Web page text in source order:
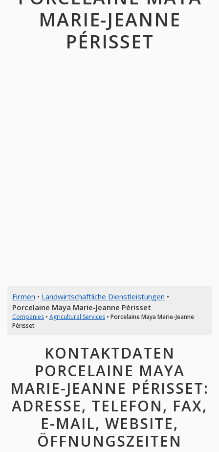
MARIE-JEANNE
PÉRISSET
Firmen • Landwirtschaftliche Dienstleistungen •
Porcelaine Maya Marie-Jeanne Périsset
Companies• Agricultural Services• Porcelaine Maya Marie-Jeanne
Périsset
KONTAKTDATEN
PORCELAINE MAYA
MARIE-JEANNE PÉRISSET:
ADRESSE, TELEFON, FAX,
E-MAIL, WEBSITE,
ÖFFNUNGSZEITEN